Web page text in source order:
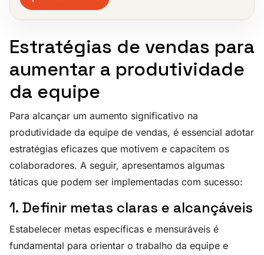
Estratégias de vendas para
aumentar a produtividade
da equipe
Para alcançar um aumento significativo na
produtividade da equipe de vendas, é essencial adotar
estratégias eficazes que motivem e capacitem os
colaboradores. A seguir, apresentamos algumas
táticas que podem ser implementadas com sucesso:
1. Definir metas claras e alcançáveis
Estabelecer metas específicas e mensuráveis é
fundamental para orientar o trabalho da equipe e